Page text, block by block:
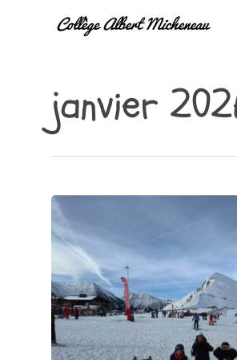
Hit enter to search or ESC to close
janvier